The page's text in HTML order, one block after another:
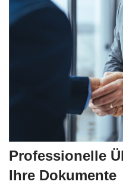
Professionelle
Ihre Dokumente